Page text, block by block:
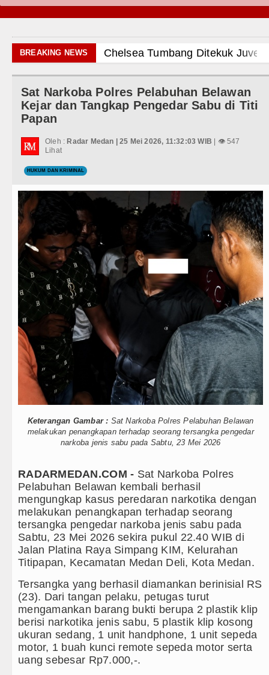
Politik
Hiburan
Olahraga
Teknologi
Internasional
Wisata
TIPS dan TRIK
+ Lainnya
Video
Kesehatan
Kuliner
Siraman Rohani
BREAKING NEWS Chelsea Tumbang Ditekuk
AC Milan Hanya Bermain
Bayern Munich vs Aston Villa
Bappelitbangda Toba Gelar
Wali Kota Medan Dikukuhkan
Sebut LSL Pengidap HIV/AIDS
Arsenal Dibungkam Real Betis
Chelsea Tumbang Ditekuk
AC Milan Hanya Bermain
Bayern Munich vs Aston Villa
Komisi D DPRDSU Ikut Gubsu
Wabup Taput Hadiri Rapat
Rico Waas Tinjau Rehabilitasi 3
Wali Kota Medan Dikukuhkan
Sebut LSL Pengidap HIV/AIDS
Arsenal Dibungkam Real Betis
Chelsea Tumbang Ditekuk
AC Milan Hanya Bermain
Bayern Munich vs Aston Villa
Komisi D DPRDSU Ikut Gubsu
Wabup Taput Hadiri Rapat
Sat Narkoba Polres Pelabuhan Belawan
Kejar dan Tangkap Pengedar Sabu di Titi
Papan
Oleh : Radar Medan | 25 Mei 2026, 11:32:03 WIB | 👁 547
Lihat
HUKUM DAN KRIMINAL
Keterangan Gambar : Sat Narkoba Polres Pelabuhan Belawan
melakukan penangkapan terhadap seorang tersangka pengedar
narkoba jenis sabu pada Sabtu, 23 Mei 2026
RADARMEDAN.COM - Sat Narkoba Polres
Pelabuhan Belawan kembali berhasil
mengungkap kasus peredaran narkotika dengan
melakukan penangkapan terhadap seorang
tersangka pengedar narkoba jenis sabu pada
Sabtu, 23 Mei 2026 sekira pukul 22.40 WIB di
Jalan Platina Raya Simpang KIM, Kelurahan
Titipapan, Kecamatan Medan Deli, Kota Medan.
Tersangka yang berhasil diamankan berinisial RS
(23). Dari tangan pelaku, petugas turut
mengamankan barang bukti berupa 2 plastik klip
berisi narkotika jenis sabu, 5 plastik klip kosong
ukuran sedang, 1 unit handphone, 1 unit sepeda
motor, 1 buah kunci remote sepeda motor serta
uang sebesar Rp7.000,-.